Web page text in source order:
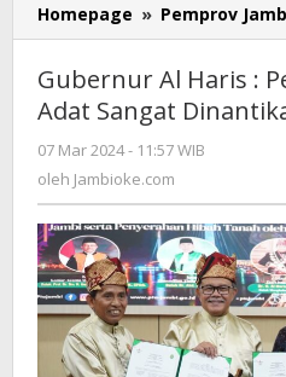
Homepage » Pemprov
Gubernur Al Haris :
Adat Sangat
07 Mar 2024 - 11:57 WIB
oleh Jambioke.com